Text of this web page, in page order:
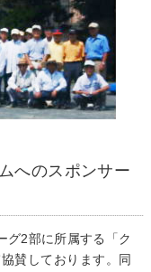
へのスポンサー
グ2部に所属する「ク
賛しております。同